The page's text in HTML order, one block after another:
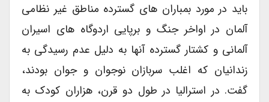
باید در مورد بمباران های گسترده مناطق غیر نظامی
آلمان در اواخر جنگ و برپایی اردوگاه های اسیران
آلمانی و کشتار گسترده آنها به دلیل عدم رسیدگی به
زندانیان که اغلب سربازان نوجوان و جوان بودند،
گفت. در استرالیا در طول دو قرن، هزاران کودک به